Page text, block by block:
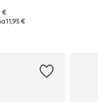
S, M, XL, XXL
€
11,95 €